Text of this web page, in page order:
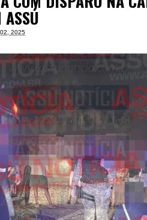
ASSÚ
2025